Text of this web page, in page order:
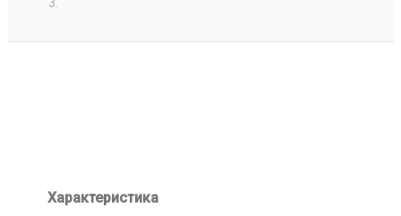
Характеристика